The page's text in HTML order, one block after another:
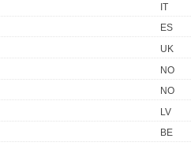
IT
ES
UK
NO
NO
LV
BE